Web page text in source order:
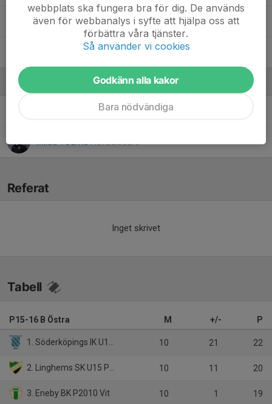
19. Theodor Ringborg
10. Yohanna Issa
Ledare
Målvaktstränare
Milad ToumaHuvudledare
Referat
Inget skrivet
Tabell
P15-16 B Östra M +/- P
1. Söderköpings IK U15-16 Vit 10 21 22
2. Linghems SK U15 P15/16 10 11 20
3. Eneby BK P2010 Vit 10 1 19
webbplats ska fungera bra för dig. De används
även för webbanalys i syfte att hjälpa oss att
förbättra våra tjänster.
Så använder vi cookies
Godkänn alla kakor
Bara nödvändiga